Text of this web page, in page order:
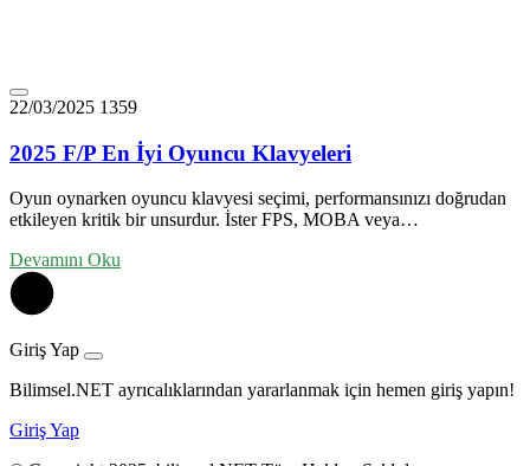
22/03/2025 1359
2025 F/P En İyi Oyuncu Klavyeleri
Oyun oynarken oyuncu klavyesi seçimi, performansınızı doğrudan
etkileyen kritik bir unsurdur. İster FPS, MOBA veya…
Devamını Oku
Giriş Yap
Bilimsel.NET ayrıcalıklarından yararlanmak için hemen giriş yapın!
Giriş Yap